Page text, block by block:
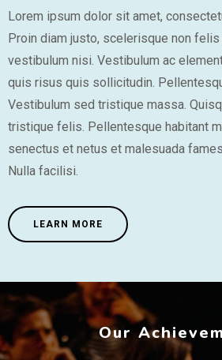
Lorem ipsum dolor sit amet,
Proin diam justo, scelerisque non
vestibulum nisi. Vestibulum ac
quis risus quis sollicitudin.
Vestibulum sed tristique massa.
tristique felis. Pellentesque habitant
senectus et netus et malesuada
Nulla facilisi.
LEARN MORE
Our